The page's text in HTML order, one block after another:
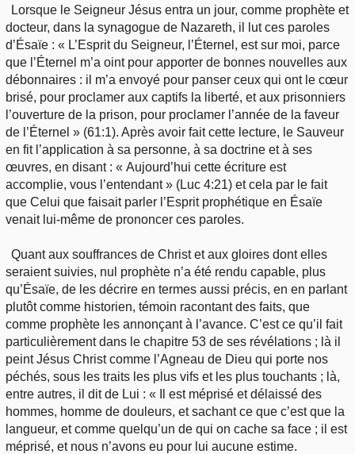
Lorsque le Seigneur Jésus entra un jour, comme prophète et
docteur, dans la synagogue de Nazareth, il lut ces paroles
d’Ésaïe : « L’Esprit du Seigneur, l’Éternel, est sur moi, parce
que l’Éternel m’a oint pour apporter de bonnes nouvelles aux
débonnaires : il m’a envoyé pour panser ceux qui ont le cœur
brisé, pour proclamer aux captifs la liberté, et aux prisonniers
l’ouverture de la prison, pour proclamer l’année de la faveur
de l’Éternel » (61:1). Après avoir fait cette lecture, le Sauveur
en fit l’application à sa personne, à sa doctrine et à ses
œuvres, en disant : « Aujourd’hui cette écriture est
accomplie, vous l’entendant » (Luc 4:21) et cela par le fait
que Celui que faisait parler l’Esprit prophétique en Ésaïe
venait lui-même de prononcer ces paroles.
Quant aux souffrances de Christ et aux gloires dont elles
seraient suivies, nul prophète n’a été rendu capable, plus
qu’Ésaïe, de les décrire en termes aussi précis, en en parlant
plutôt comme historien, témoin racontant des faits, que
comme prophète les annonçant à l’avance. C’est ce qu’il fait
particulièrement dans le chapitre 53 de ses révélations ; là il
peint Jésus Christ comme l’Agneau de Dieu qui porte nos
péchés, sous les traits les plus vifs et les plus touchants ; là,
entre autres, il dit de Lui : « Il est méprisé et délaissé des
hommes, homme de douleurs, et sachant ce que c’est que la
langueur, et comme quelqu’un de qui on cache sa face ; il est
méprisé, et nous n’avons eu pour lui aucune estime.